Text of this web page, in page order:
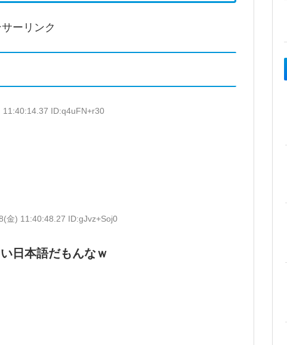
ーリンク
11:40:14.37 ID:q4uFN+r30
金) 11:40:48.27 ID:gJvz+Soj0
日本語だもんなｗ